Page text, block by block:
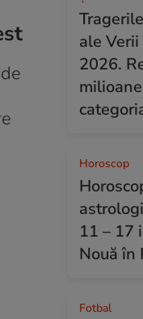
ale
2026.
Horoscop
11 – 17
Nouă în
Fotbal